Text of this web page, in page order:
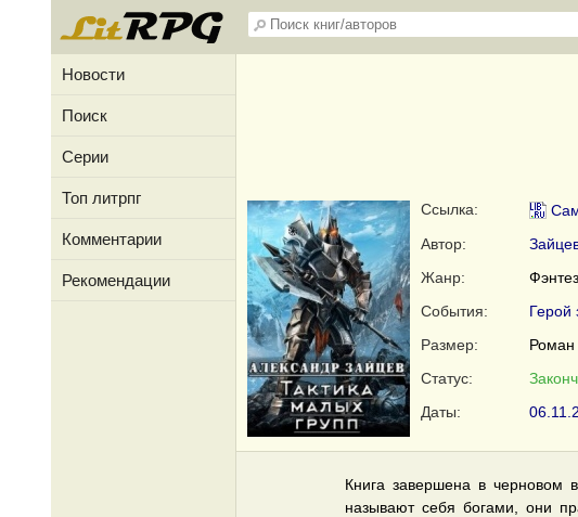
Новости
Поиск
Серии
Топ литрпг
Комментарии
Рекомендации
Ссылка:
Автор:
Жанр:
События:
Герой
Размер:
Роман
Статус:
Даты:
Книга завершена в черновом
называют себя богами, они